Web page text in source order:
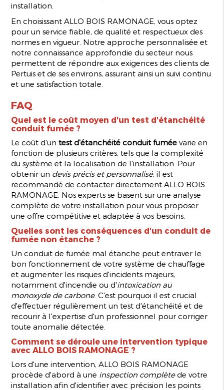
installation.
En choisissant ALLO BOIS RAMONAGE, vous optez
pour un service fiable, de qualité et respectueux des
normes en vigueur. Notre approche personnalisée et
notre connaissance approfondie du secteur nous
permettent de répondre aux exigences des clients de
Pertuis et de ses environs, assurant ainsi un suivi continu
et une satisfaction totale.
FAQ
Quel est le coût moyen d'un test d'étanchéité
conduit fumée ?
Le coût d'untest d'étanchéité conduit fumée varie en
fonction de plusieurs critères, tels que la complexité
du système et la localisation de l'installation. Pour
obtenir un devis précis et personnalisé, il est
recommandé de contacter directement ALLO BOIS
RAMONAGE. Nos experts se basent sur une analyse
complète de votre installation pour vous proposer
une offre compétitive et adaptée à vos besoins.
Quelles sont les conséquences d'un conduit de
fumée non étanche ?
Un conduit de fumée mal étanche peut entraver le
bon fonctionnement de votre système de chauffage
et augmenter les risques d'incidents majeurs,
notamment d'incendie ou d'intoxication au
monoxyde de carbone. C'est pourquoi il est crucial
d'effectuer régulièrement un test d'étanchéité et de
recourir à l'expertise d'un professionnel pour corriger
toute anomalie détectée.
Comment se déroule une intervention typique
avec ALLO BOIS RAMONAGE ?
Lors d'une intervention, ALLO BOIS RAMONAGE
procède d'abord à une inspection complètede votre
installation afin d'identifier avec précision les points